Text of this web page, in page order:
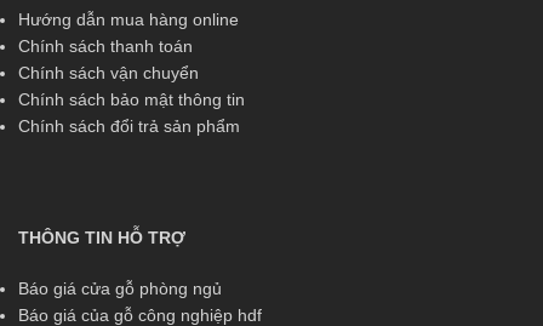
Hướng dẫn mua hàng online
Chính sách thanh toán
Chính sách vận chuyển
Chính sách bảo mật thông tin
Chính sách đổi trả sản phẩm
THÔNG TIN HỖ TRỢ
Báo giá cửa gỗ phòng ngủ
Báo giá của gỗ công nghiệp hdf